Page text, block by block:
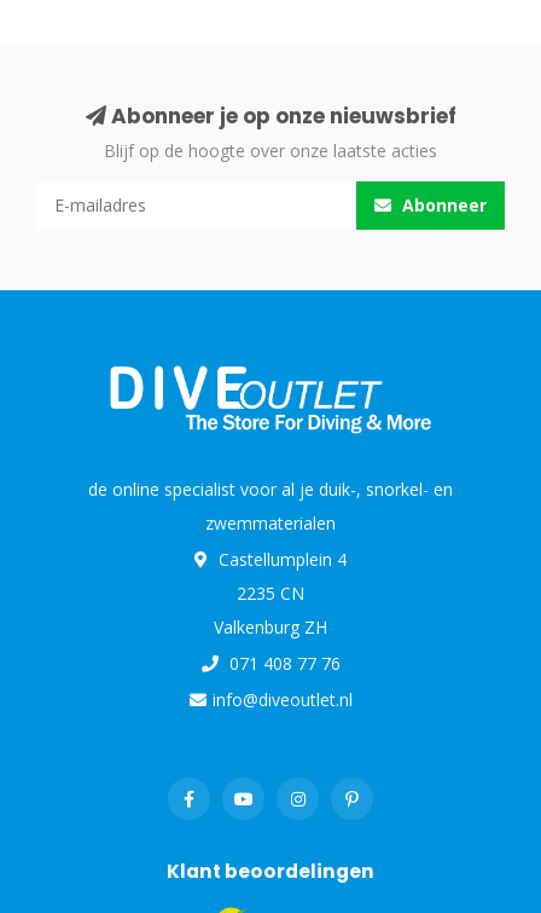
Abonneer je op onze nieuwsbrief
Blijf op de hoogte over onze laatste acties
Abonneer
de online specialist voor al je duik-, snorkel- en
zwemmaterialen
Castellumplein 4
2235 CN
Valkenburg ZH
071 408 77 76
info@diveoutlet.nl
Klant beoordelingen